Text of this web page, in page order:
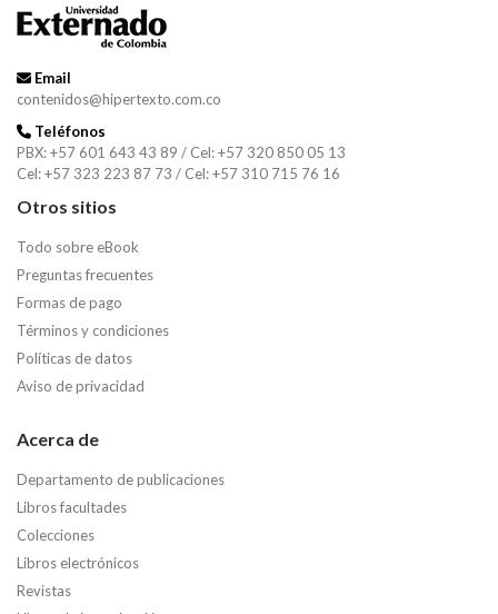
Email
contenidos@hipertexto.com.co
Teléfonos
PBX: +57 601 643 43 89 / Cel: +57 320 850 05 13
Cel: +57 323 223 87 73 / Cel: +57 310 715 76 16
Otros sitios
Todo sobre eBook
Preguntas frecuentes
Formas de pago
Términos y condiciones
Políticas de datos
Aviso de privacidad
Acerca de
Departamento de publicaciones
Libros facultades
Colecciones
Libros electrónicos
Revistas